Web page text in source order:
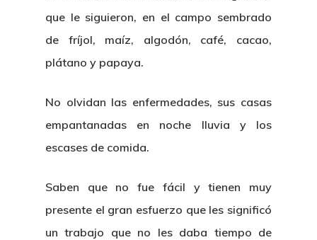
que le siguieron, en el campo sembrado
de fríjol, maíz, algodón, café, cacao,
plátano y papaya.
No olvidan las enfermedades, sus casas
empantanadas en noche lluvia y los
escases de comida.
Saben que no fue fácil y tienen muy
presente el gran esfuerzo que les significó
un trabajo que no les daba tiempo de